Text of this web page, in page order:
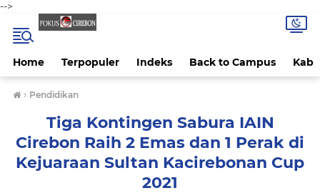
-->
Home Terpopuler Indeks Back to Campus Kab
› Pendidikan
Tiga Kontingen Sabura IAIN
Cirebon Raih 2 Emas dan 1 Perak di
Kejuaraan Sultan Kacirebonan Cup
2021